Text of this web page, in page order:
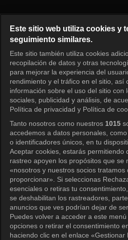
Iniciar
Este sitio web utiliza cookies y
seguimiento similares.
Este sitio también utiliza cookies
recopilación de datos y otras
para mejorar la experiencia del
rendimiento y el tráfico en el sitio, así
información sobre el uso del sitio con
sociales, publicidad y análisis, de
Política de privacidad y Política de
Tanto nosotros como nuestros 1015
accedemos a datos personales,
o identificadores únicos, en tu
Aceptar cookies, estarás permitiendo
rastreo apoyen los propósitos que se
«nosotros y nuestros socios tratamos
proporcionar». Si seleccionas
esenciales o retiras tu
se deshabilitan los rastreadores,
anuncios que ves podrían dejar de
Puedes volver a acceder a este
opciones o retirar el consentimiento
haciendo clic en el enlace «Gestionar